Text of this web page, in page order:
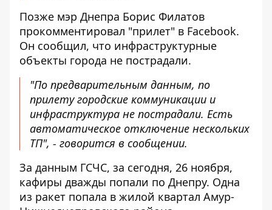
Позже мэр Днепра Борис Филатов
прокомментировал "прилет" в Facebook.
Он сообщил, что инфраструктурные
объекты города не пострадали.
"По предварительным данным, по
прилету городские коммуникации и
инфраструктура не пострадали. Есть
автоматическое отключение нескольких
ТП", - говорится в сообщении.
За данным ГСЧС, за сегодня, 26 ноября,
кафиры дважды попали по Днепру. Одна
из ракет попала в жилой квартал Амур-